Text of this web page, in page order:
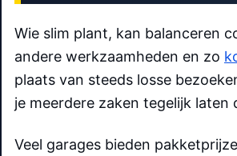
Wie slim plant, kan balanceren
andere werkzaamheden en zo
plaats van steeds losse
je meerdere zaken tegelijk laten
Veel garages bieden